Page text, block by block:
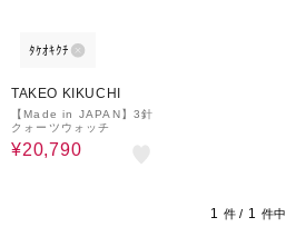
ﾀｹｵｷｸﾁ
TAKEO KIKUCHI
【Made in JAPAN】3針
クォーツウォッチ
¥20,790
1 件 / 1 件中